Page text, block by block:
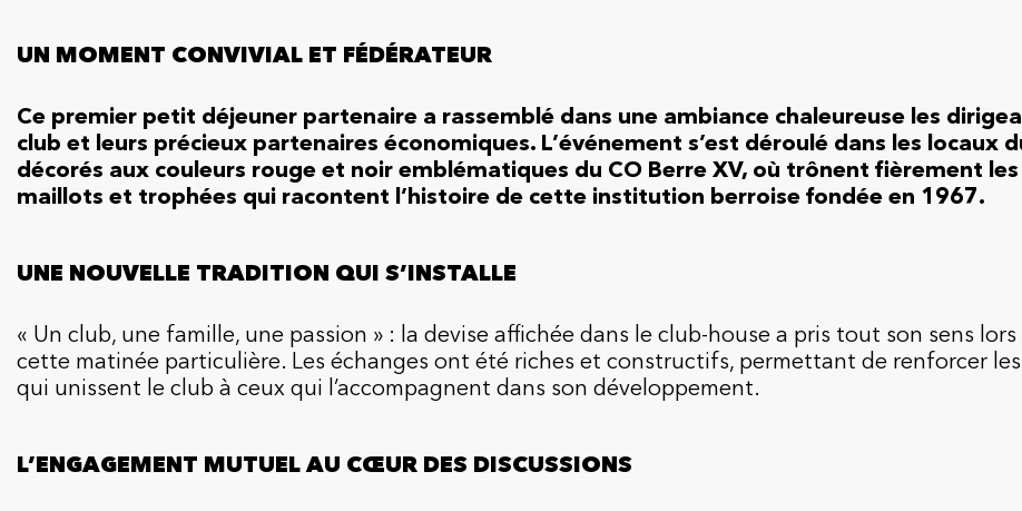
UN MOMENT CONVIVIAL ET FÉDÉRATEUR
Ce premier petit déjeuner partenaire a rassemblé dans une ambiance chaleureuse les
club et leurs précieux partenaires économiques. L’événement s’est déroulé dans les locaux
décorés aux couleurs rouge et noir emblématiques du CO Berre XV, où trônent fièrement les
maillots et trophées qui racontent l’histoire de cette institution berroise fondée en 1967.
UNE NOUVELLE TRADITION QUI S’INSTALLE
« Un club, une famille, une passion » : la devise affichée dans le club-house a pris tout son sens lors
cette matinée particulière. Les échanges ont été riches et constructifs, permettant de renforcer
qui unissent le club à ceux qui l’accompagnent dans son développement.
L’ENGAGEMENT MUTUEL AU CŒUR DES DISCUSSIONS